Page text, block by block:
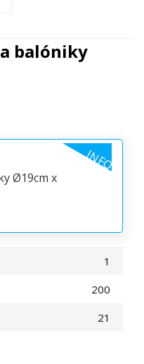
balóniky
INFO
Ø19cm x
1
200
21